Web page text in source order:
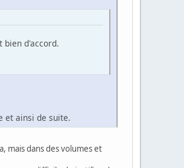
bien d'accord.
et ainsi de suite.
mais dans des volumes et